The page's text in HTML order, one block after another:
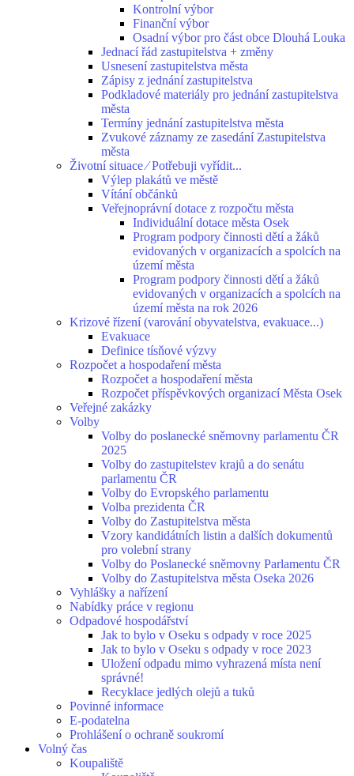
Kontrolní výbor
Finanční výbor
Osadní výbor pro část obce Dlouhá Louka
Jednací řád zastupitelstva + změny
Usnesení zastupitelstva města
Zápisy z jednání zastupitelstva
Podkladové materiály pro jednání zastupitelstva
města
Termíny jednání zastupitelstva města
Zvukové záznamy ze zasedání Zastupitelstva
města
Životní situace ⁄ Potřebuji vyřídit...
Výlep plakátů ve městě
Vítání občánků
Veřejnoprávní dotace z rozpočtu města
Individuální dotace města Osek
Program podpory činnosti dětí a žáků
evidovaných v organizacích a spolcích na
území města
Program podpory činnosti dětí a žáků
evidovaných v organizacích a spolcích na
území města na rok 2026
Krizové řízení (varování obyvatelstva, evakuace...)
Evakuace
Definice tísňové výzvy
Rozpočet a hospodaření města
Rozpočet a hospodaření města
Rozpočet příspěvkových organizací Města Osek
Veřejné zakázky
Volby
Volby do poslanecké sněmovny parlamentu ČR
2025
Volby do zastupitelstev krajů a do senátu
parlamentu ČR
Volby do Evropského parlamentu
Volba prezidenta ČR
Volby do Zastupitelstva města
Vzory kandidátních listin a dalších dokumentů
pro volební strany
Volby do Poslanecké sněmovny Parlamentu ČR
Volby do Zastupitelstva města Oseka 2026
Vyhlášky a nařízení
Nabídky práce v regionu
Odpadové hospodářství
Jak to bylo v Oseku s odpady v roce 2025
Jak to bylo v Oseku s odpady v roce 2023
Uložení odpadu mimo vyhrazená místa není
správné!
Recyklace jedlých olejů a tuků
Povinné informace
E-podatelna
Prohlášení o ochraně soukromí
Volný čas
Koupaliště